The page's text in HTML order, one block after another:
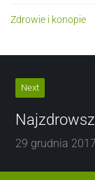
Zdrowie i konopie
Next
29 grudnia 2017